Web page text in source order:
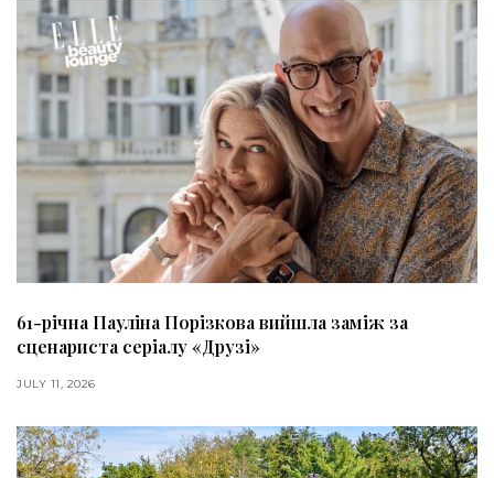
61-річна Пауліна Порізкова вийшла заміж за
сценариста серіалу «Друзі»
JULY 11, 2026